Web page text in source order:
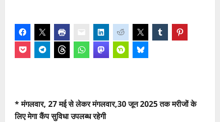
* मंगलवार, 27 मई से लेकर मंगलवार,30 जून 2025 तक मरीजों के
लिए मेगा कैंप सुविधा उपलब्ध रहेगी